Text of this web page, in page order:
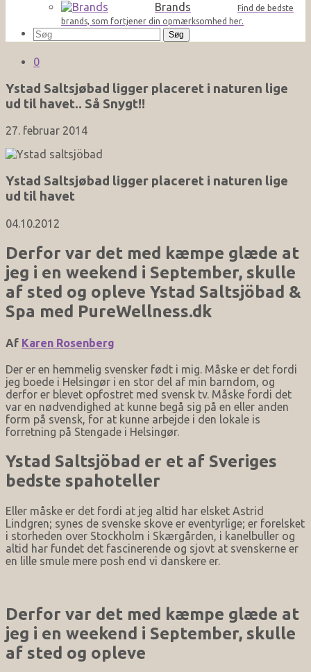
Brands
Find de bedste
brands, som fortjener din opmærksomhed her.
Søg
efter:
0
Ystad Saltsjøbad ligger placeret i naturen lige
ud til havet.. Så Snygt!!
27. februar 2014
Ystad Saltsjøbad ligger placeret i naturen lige
ud til havet
04.10.2012
Derfor var det med kæmpe glæde at
jeg i en weekend i September, skulle
af sted og opleve Ystad Saltsjöbad &
Spa med PureWellness.dk
Af Karen Rosenberg
Der er en hemmelig svensker født i mig. Måske er det fordi
jeg boede i Helsingør i en stor del af min barndom, og
derfor er blevet opfostret med svensk tv. Måske fordi det
var en nødvendighed at kunne begå sig på en eller anden
form på svensk, for at kunne arbejde i den lokale is
forretning på Stengade i Helsingør.
Ystad Saltsjöbad er et af Sveriges
bedste spahoteller
Eller måske er det fordi at jeg altid har elsket Astrid
Lindgren; synes de svenske skove er eventyrlige; er forelsket
i storheden over Stockholm i Skærgården, i kanelbuller og
altid har fundet det fascinerende og sjovt at svenskerne er
en lille smule mere posh end vi danskere er.
Derfor var det med kæmpe glæde at
jeg i en weekend i September, skulle
af sted og opleve